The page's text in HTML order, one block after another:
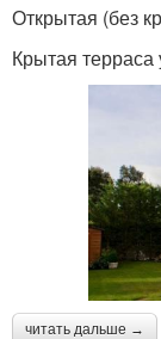
Открытая (без
Крытая
читать дальше →